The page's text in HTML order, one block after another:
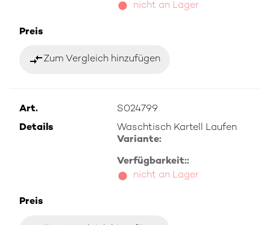
nicht an Lager
Preis
compare_arrowsZum Vergleich hinzufügen
Art.
S024799
Details
Waschtisch Kartell Laufen
Variante:
Verfügbarkeit::
nicht an Lager
Preis